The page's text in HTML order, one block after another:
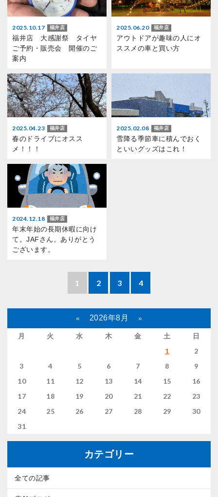
2025.10.17 福井店
福井店 大感謝祭 タイヤ
ご予約・販売会 開催のご
案内
2025.06.20 福井店
アウトドアが趣味の人にオ
ススメの車と買い方
2025.04.23 福井店
春のドライブにオスス
メ！！！
2025.02.08 福井店
雪降る季節車に積んでおく
といいグッズはこれ！
2024.12.18 福井店
年末年始の長期休暇に向け
て。JAFさん。ありがとう
ございます。
1 2 3 4
« 2026年8月 »
月 火 水 木 金 土
日
1
2
3
4 5 6 7 8
9
10
11 12 13 14 15
16
17
18 19 20 21 22
23
24
25 26 27 28 29
30
31
カテゴリー
全ての記事